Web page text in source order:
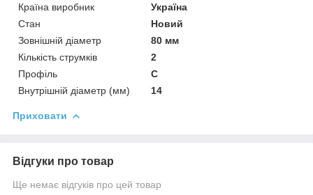
Країна виробник
Україна
Стан
Новий
Зовнішній діаметр
80 мм
Кількість струмків
2
Профіль
С
Внутрішній діаметр (мм)
14
Приховати
Відгуки про товар
Ще немає відгуків про цей товар